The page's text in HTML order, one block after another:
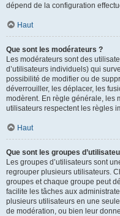
dépend de la configuration
Haut
Que sont les modérateurs ?
Les modérateurs sont des
d’utilisateurs individuels) qui
possibilité de modifier ou de
déverrouiller, les déplacer, les
modèrent. En règle générale, les
utilisateurs respectent les règles
Haut
Que sont les groupes
Les groupes d’utilisateurs sont
regrouper plusieurs utilisateurs.
groupes et chaque groupe peut
facilite les tâches aux
plusieurs utilisateurs en une
de modération, ou bien leur